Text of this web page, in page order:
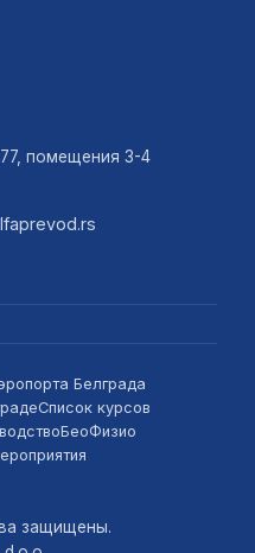
помещения 3-4
Белграда
Список курсов
БеоФизио
защищены.